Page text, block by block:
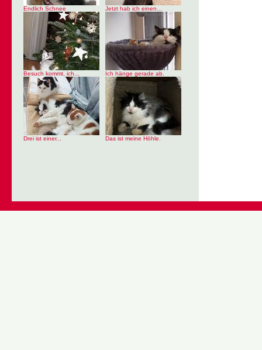
Endlich Schnee Jetzt hab ich einen...
Besuch kommt, ich... Ich hänge gerade ab.
Drei ist einer... Das ist meine Höhle.